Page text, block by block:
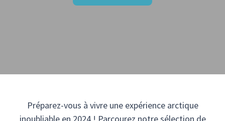
Préparez-vous à vivre une expérience arctique